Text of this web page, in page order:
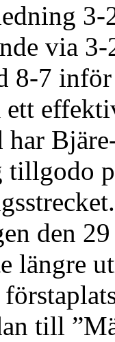
3-
via
8-7
ett
har
tillgodo
den
längre
till